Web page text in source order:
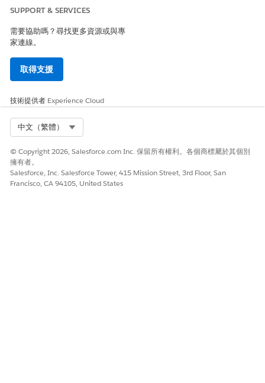
第三方連接器
與外部連線的整合,允許 Salesforce 與其他軟體
(例如 Okta 或 Microsoft Entra 識別碼) 通訊,以
此文章是否解決您的問題？
請讓我們知道，以便我們改進！
SUPPORT & SERVICES
需要協助嗎？尋找更多資源或與專
家連線。
取得支援
技術提供者 Experience Cloud
中文（繁體）
© Copyright 2026, Salesforce.com Inc. 保留所有權利。各個商標屬於其個別
擁有者。
Salesforce, Inc. Salesforce Tower, 415 Mission Street, 3rd Floor, San
Francisco, CA 94105, United States